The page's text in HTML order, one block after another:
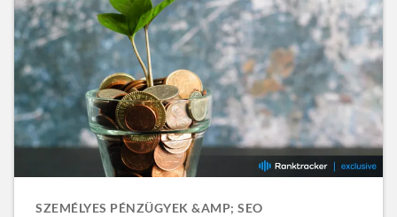
SZEMÉLYES PÉNZÜGYEK &AMP; SEO